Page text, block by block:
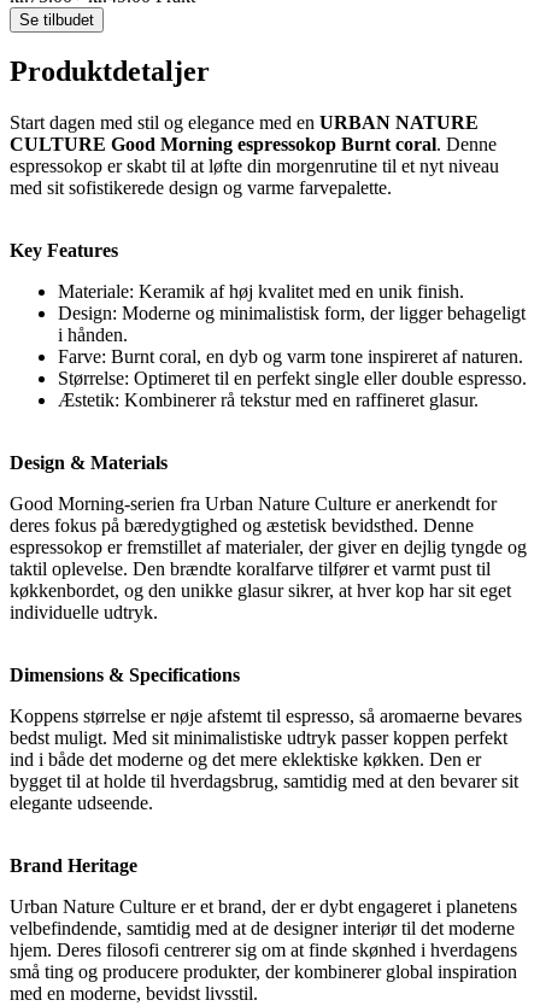
Se tilbudet
Produktdetaljer
Start dagen med stil og elegance med en URBAN NATURE
CULTURE Good Morning espressokop Burnt coral. Denne
espressokop er skabt til at løfte din morgenrutine til et nyt niveau
med sit sofistikerede design og varme farvepalette.
Key Features
Materiale: Keramik af høj kvalitet med en unik finish.
Design: Moderne og minimalistisk form, der ligger behageligt
i hånden.
Farve: Burnt coral, en dyb og varm tone inspireret af naturen.
Størrelse: Optimeret til en perfekt single eller double espresso.
Æstetik: Kombinerer rå tekstur med en raffineret glasur.
Design & Materials
Good Morning-serien fra Urban Nature Culture er anerkendt for
deres fokus på bæredygtighed og æstetisk bevidsthed. Denne
espressokop er fremstillet af materialer, der giver en dejlig tyngde og
taktil oplevelse. Den brændte koralfarve tilfører et varmt pust til
køkkenbordet, og den unikke glasur sikrer, at hver kop har sit eget
individuelle udtryk.
Dimensions & Specifications
Koppens størrelse er nøje afstemt til espresso, så aromaerne bevares
bedst muligt. Med sit minimalistiske udtryk passer koppen perfekt
ind i både det moderne og det mere eklektiske køkken. Den er
bygget til at holde til hverdagsbrug, samtidig med at den bevarer sit
elegante udseende.
Brand Heritage
Urban Nature Culture er et brand, der er dybt engageret i planetens
velbefindende, samtidig med at de designer interiør til det moderne
hjem. Deres filosofi centrerer sig om at finde skønhed i hverdagens
små ting og producere produkter, der kombinerer global inspiration
med en moderne, bevidst livsstil.